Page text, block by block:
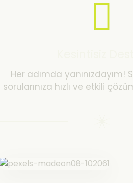
Her adımda yanınızdayım!
sorularınıza hızlı ve etkili